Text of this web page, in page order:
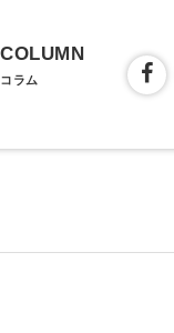
COLUMN
コラム